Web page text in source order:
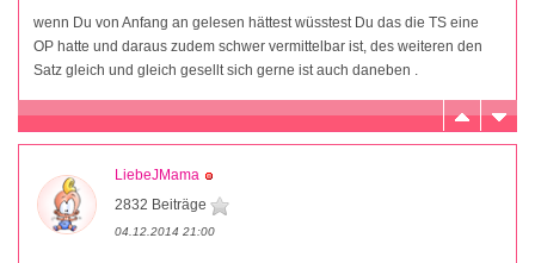
wenn Du von Anfang an gelesen hättest wüsstest Du das die TS eine
OP hatte und daraus zudem schwer vermittelbar ist, des weiteren den
Satz gleich und gleich gesellt sich gerne ist auch daneben .
LiebeJMama
2832 Beiträge
04.12.2014 21:00